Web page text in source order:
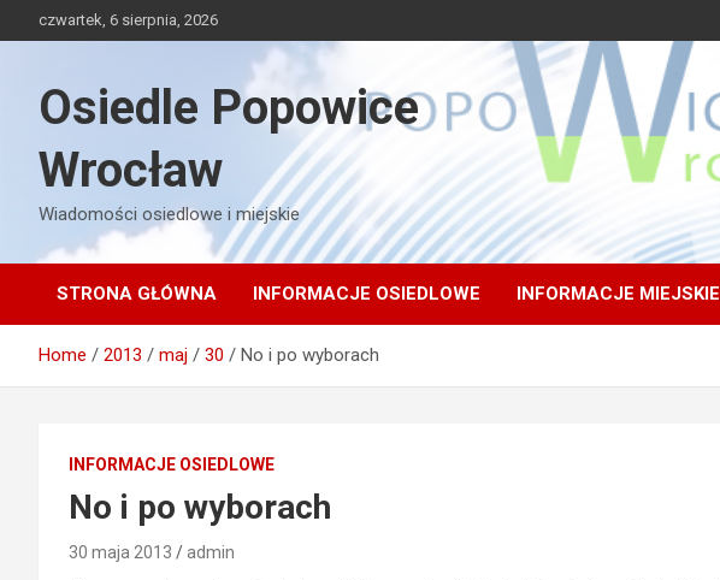
to
czwartek, 6 sierpnia, 2026
Osiedle Popowice
Wrocław
Wiadomości osiedlowe i miejskie
STRONA GŁÓWNA INFORMACJE OSIEDLOWE INFORMACJE MIEJSKIE
Home 2013 maj 30 No i po wyborach
INFORMACJE OSIEDLOWE
No i po wyborach
30 maja 2013 admin